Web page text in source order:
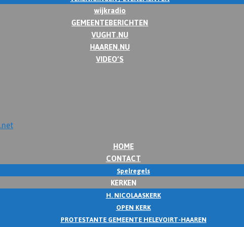
wijkradio
GEMEENTEBERICHTEN
VUGHT.NU
HAAREN.NU
VIDEO’S
HOME
CONTACT
Spelregels
KERKEN
H. NICOLAASKERK
OPEN KERK
PROTESTANTE GEMEENTE HELEVOIRT-HAAREN